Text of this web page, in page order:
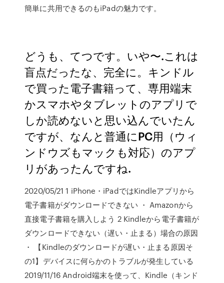
簡単に共用できるのもiPadの魅力です。
どうも、てつです。いや〜.これは
盲点だったな、完全に。キンドル
で買った電子書籍って、専用端末
かスマホやタブレットのアプリで
しか読めないと思い込んでいたん
ですが、なんと普通にPC用（ウィ
ンドウズもマックも対応）のアプ
リがあったんですね.
2020/05/21 1 iPhone・iPadではKindleアプリから
電子書籍がダウンロードできない ・ Amazonから
直接電子書籍を購入しよう 2 Kindleから電子書籍が
ダウンロードできない（遅い・止まる）場合の原因
・ 【Kindleのダウンロードが遅い・止まる原因そ
の1】デバイスに何らかのトラブルが発生している
2019/11/16 Android端末を使って、Kindle（キンド